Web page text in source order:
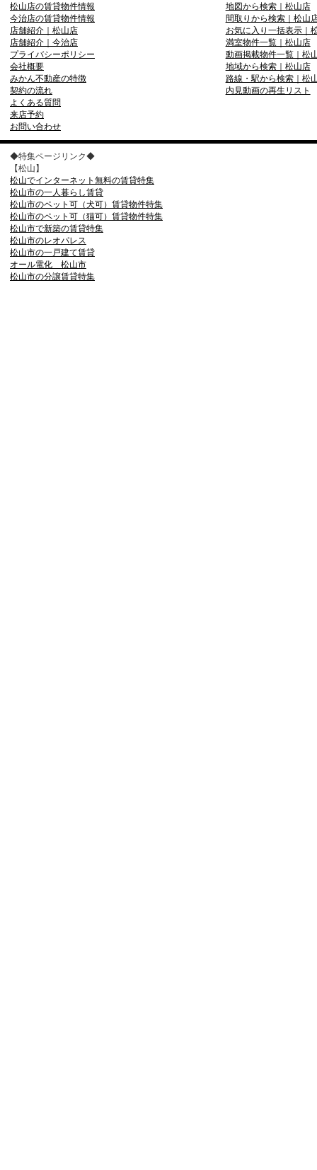
松山店の賃貸物件情報
今治店の賃貸物件情報
店舗紹介｜松山店
店舗紹介｜今治店
プライバシーポリシー
会社概要
みかん不動産の特徴
契約の流れ
よくある質問
来店予約
お問い合わせ
地図から検索｜松山店
間取りから検索｜松山
お気に入り一括表示｜
満室物件一覧｜松山店
動画掲載物件一覧｜松
地域から検索｜松山店
路線・駅から検索｜松
内見動画の再生リスト
◆特集ページリンク◆
【松山】
松山でインターネット無料の賃貸特集
松山市の一人暮らし賃貸
松山市のペット可（犬可）賃貸物件特集
松山市のペット可（猫可）賃貸物件特集
松山市で新築の賃貸特集
松山市のレオパレス
松山市の一戸建て賃貸
オール電化 松山市
松山市の分譲賃貸特集